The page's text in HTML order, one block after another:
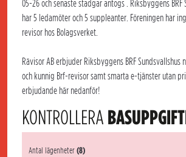
05-26 och senaste stadgar antogs . Riksbyggens BRF
har 5 ledamöter och 5 suppleanter. Föreningen har
revisor hos Bolagsverket.
Rävisor AB erbjuder Riksbyggens BRF Sundsvallshus
och kunnig Brf-revisor samt smarta e-tjänster utan
erbjudande här nedanför!
KONTROLLERA
Antal lägenheter(8)